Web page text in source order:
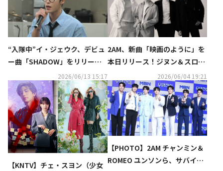
“入隊中”イ・ジェウク、デビュ
ー曲「SHADOW」をリリー
ス！2AM スロンがプロデュース
に参加
2026/06/13 15:17
2AM、新曲「映画のように」を
本日リリース！ジヌン＆スロン
2026/06/04 19:21
【KNTV】チェ・スヨン（少女
【PHOTO】2AM チャンミン＆
ROMEO ユンソンら、サバイバ